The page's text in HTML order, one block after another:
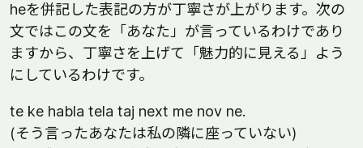
heを併記した表記の方が丁寧さが上がります。次の
文ではこの文を「あなた」が言っているわけであり
ますから、丁寧さを上げて「魅力的に見える」よう
にしているわけです。
te ke habla tela taj next me nov ne.
(そう言ったあなたは私の隣に座っていない)